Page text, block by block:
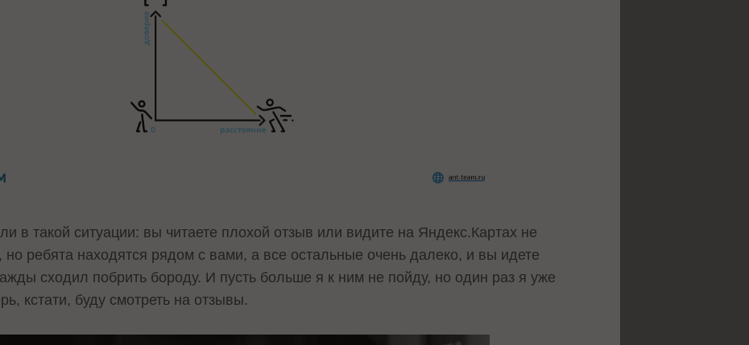
в такой ситуации: вы читаете плохой отзыв или видите на Яндекс.Картах не
но ребята находятся рядом с вами, а все остальные очень далеко, и вы идете
сходил побрить бороду. И пусть больше я к ним не пойду, но один раз я уже
кстати, буду смотреть на отзывы.